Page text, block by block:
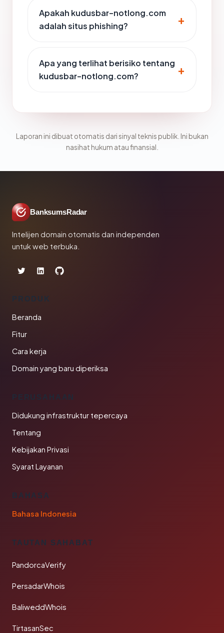
Apakah kudusbar-notlong.com
adalah situs phishing?
Apa yang terlihat berisiko tentang
kudusbar-notlong.com?
Laporan ini dibuat otomatis dari sinyal teknis publik. Ini bukan
nasihat hukum atau finansial.
BanksumsRadar
Intelijen domain otomatis dan independen
untuk web terbuka.
PRODUK
Beranda
Fitur
Cara kerja
Domain yang baru diperiksa
PERUSAHAAN
Didukung infrastruktur tepercaya
Tentang
Kebijakan Privasi
Syarat Layanan
BAHASA
Bahasa Indonesia
TAUTAN SAHABAT
PandorcaVerify
PersadarWhois
BaliweddWhois
TirtasanSec